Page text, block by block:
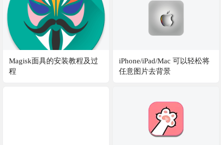
Magisk面具的安装教程及过
程
iPhone/iPad/Mac 可以轻松将
任意图片去背景